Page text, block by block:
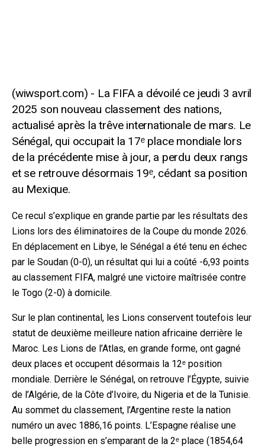
La FIFA a dévoilé ce jeudi 3 avril
2025 son nouveau classement des nations,
actualisé après la trêve internationale de mars. Le
Sénégal, qui occupait la 17ᵉ place mondiale lors
de la précédente mise à jour, a perdu deux rangs
et se retrouve désormais 19ᵉ, cédant sa position
au Mexique.
Ce recul s’explique en grande partie par les résultats des
Lions lors des éliminatoires de la Coupe du monde 2026.
En déplacement en Libye, le Sénégal a été tenu en échec
par le Soudan (0-0), un résultat qui lui a coûté -6,93 points
au classement FIFA, malgré une victoire maîtrisée contre
le Togo (2-0) à domicile.
Sur le plan continental, les Lions conservent toutefois leur
statut de deuxième meilleure nation africaine derrière le
Maroc. Les Lions de l’Atlas, en grande forme, ont gagné
deux places et occupent désormais la 12ᵉ position
mondiale. Derrière le Sénégal, on retrouve l’Égypte, suivie
de l’Algérie, de la Côte d’Ivoire, du Nigeria et de la Tunisie.
Au sommet du classement, l’Argentine reste la nation
numéro un avec 1886,16 points. L’Espagne réalise une
belle progression en s’emparant de la 2ᵉ place (1854,64